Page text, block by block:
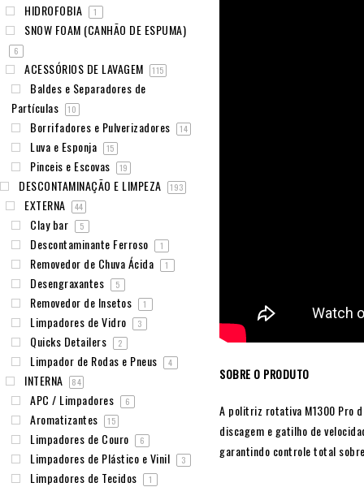
SOBRE O PRODUTO
A politriz rotativa M1300 Pro
discagem e gatilho de
garantindo controle total
HIDROFOBIA 1
SNOW FOAM (CANHÃO DE ESPUMA)
6
ACESSÓRIOS DE LAVAGEM 115
Baldes e Separadores de
Partículas
10
Borrifadores e Pulverizadores 14
Luva e Esponja 15
Pinceis e Escovas 19
DESCONTAMINAÇÃO E LIMPEZA 193
EXTERNA 44
Clay bar 5
Descontaminante Ferroso 1
Removedor de Chuva Ácida 1
Desengraxantes 5
Removedor de Insetos 1
Limpadores de Vidro 3
Quicks Detailers 2
Limpador de Rodas e Pneus 4
INTERNA 84
APC / Limpadores 6
Aromatizantes 15
Limpadores de Couro 6
Limpadores de Plástico e Vinil 3
Limpadores de Tecidos 1